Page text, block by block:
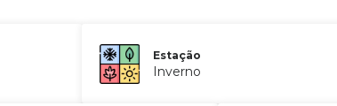
Estação
Inverno